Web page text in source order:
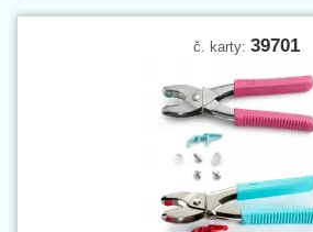
č. karty: 39701